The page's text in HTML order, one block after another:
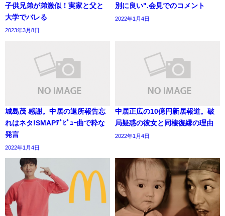
子供兄弟が弟激似！実家と父と
大学でバレる
2023年3月8日
別に良い".会見でのコメント
2022年1月4日
城島茂 感謝。中居の退所報告忘
れはネタ!SMAPﾃﾞﾋﾞｭｰ曲で粋な
発言
2022年1月4日
中居正広の10億円新居報道。破
局疑惑の彼女と同棲復縁の理由
2022年1月4日